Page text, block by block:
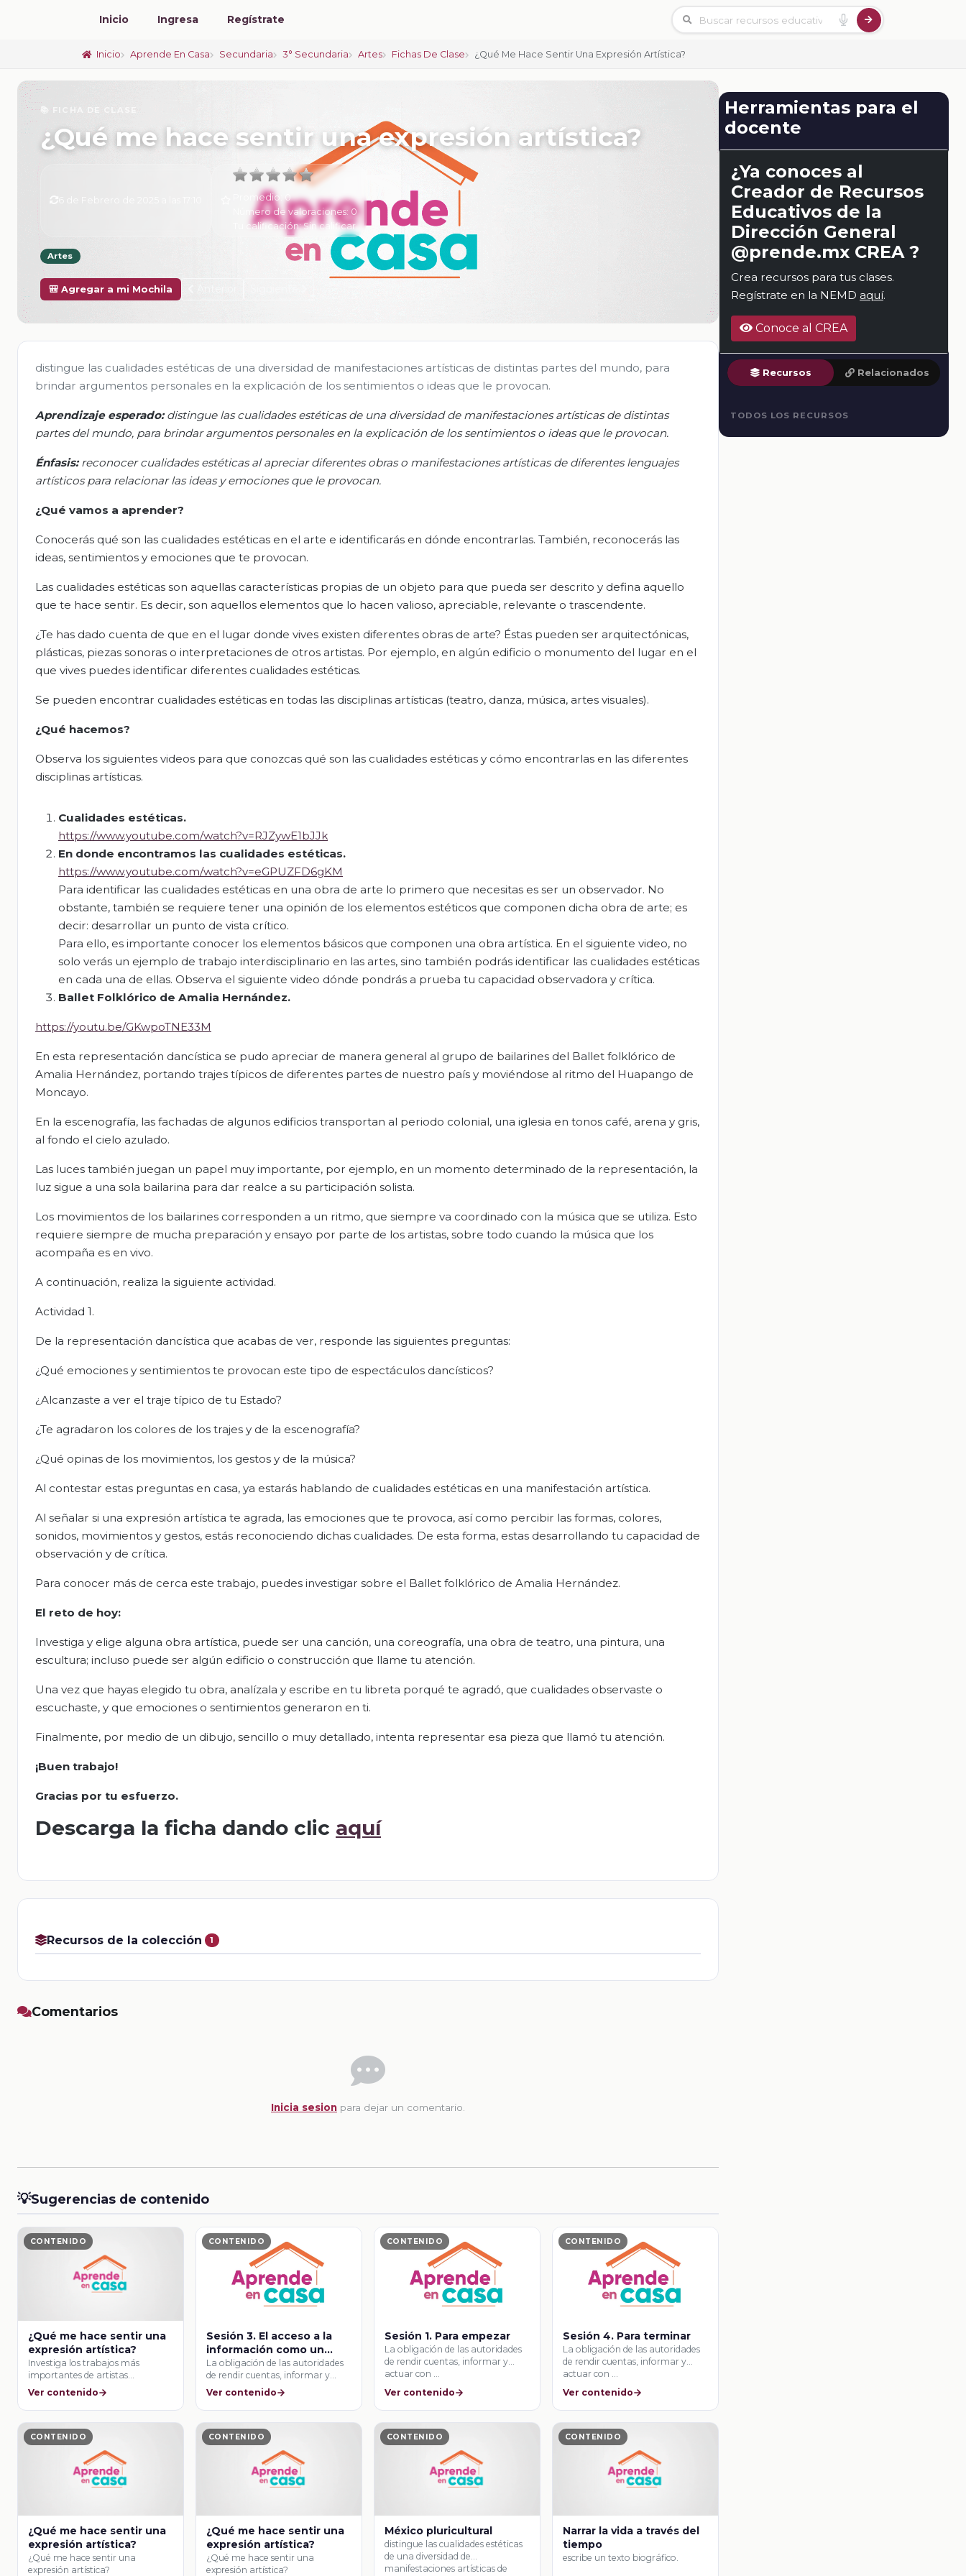
Inicio Ingresa Regístrate
Inicio Aprende En Casa Secundaria 3° Secundaria Artes Fichas De Clase ¿Qué Me Hace Sentir Una Expresión Artística?
📚 FICHA DE CLASE
¿Qué me hace sentir una expresión artística?
Promedio: 0
Número de valoraciones: 0
Tu calificación:Sin calificar
Artes
🎒 Agregar a mi Mochila
distingue las cualidades estéticas de una diversidad de manifestaciones artísticas de distintas partes del mundo, para
brindar argumentos personales en la explicación de los sentimientos o ideas que le provocan.
Aprendizaje esperado: distingue las cualidades estéticas de una diversidad de manifestaciones artísticas de distintas
partes del mundo, para brindar argumentos personales en la explicación de los sentimientos o ideas que le provocan.
Énfasis:reconocer cualidades estéticas al apreciar diferentes obras o manifestaciones artísticas de diferentes lenguajes
artísticos para relacionar las ideas y emociones que le provocan.
¿Qué vamos a aprender?
Conocerás qué son las cualidades estéticas en el arte e identificarás en dónde encontrarlas. También, reconocerás las
ideas, sentimientos y emociones que te provocan.
Las cualidades estéticas son aquellas características propias de un objeto para que pueda ser descrito y defina aquello
que te hace sentir. Es decir, son aquellos elementos que lo hacen valioso, apreciable, relevante o trascendente.
¿Te has dado cuenta de que en el lugar donde vives existen diferentes obras de arte? Éstas pueden ser arquitectónicas,
plásticas, piezas sonoras o interpretaciones de otros artistas. Por ejemplo, en algún edificio o monumento del lugar en el
que vives puedes identificar diferentes cualidades estéticas.
Se pueden encontrar cualidades estéticas en todas las disciplinas artísticas (teatro, danza, música, artes visuales).
¿Qué hacemos?
Observa los siguientes videos para que conozcas qué son las cualidades estéticas y cómo encontrarlas en las diferentes
disciplinas artísticas.
Cualidades estéticas.
https://www.youtube.com/watch?v=RJZywE1bJJk
En donde encontramos las cualidades estéticas.
https://www.youtube.com/watch?v=eGPUZFD6gKM
Para identificar las cualidades estéticas en una obra de arte lo primero que necesitas es ser un observador. No
obstante, también se requiere tener una opinión de los elementos estéticos que componen dicha obra de arte; es
decir: desarrollar un punto de vista crítico.
Para ello, es importante conocer los elementos básicos que componen una obra artística. En el siguiente video, no
solo verás un ejemplo de trabajo interdisciplinario en las artes, sino también podrás identificar las cualidades estéticas
en cada una de ellas. Observa el siguiente video dónde pondrás a prueba tu capacidad observadora y crítica.
Ballet Folklórico de Amalia Hernández.
https://youtu.be/GKwpoTNE33M
En esta representación dancística se pudo apreciar de manera general al grupo de bailarines del Ballet folklórico de
Amalia Hernández, portando trajes típicos de diferentes partes de nuestro país y moviéndose al ritmo del Huapango de
Moncayo.
En la escenografía, las fachadas de algunos edificios transportan al periodo colonial, una iglesia en tonos café, arena y gris,
al fondo el cielo azulado.
Las luces también juegan un papel muy importante, por ejemplo, en un momento determinado de la representación, la
luz sigue a una sola bailarina para dar realce a su participación solista.
Los movimientos de los bailarines corresponden a un ritmo, que siempre va coordinado con la música que se utiliza. Esto
requiere siempre de mucha preparación y ensayo por parte de los artistas, sobre todo cuando la música que los
acompaña es en vivo.
A continuación, realiza la siguiente actividad.
Actividad 1.
De la representación dancística que acabas de ver, responde las siguientes preguntas:
¿Qué emociones y sentimientos te provocan este tipo de espectáculos dancísticos?
¿Alcanzaste a ver el traje típico de tu Estado?
¿Te agradaron los colores de los trajes y de la escenografía?
¿Qué opinas de los movimientos, los gestos y de la música?
Al contestar estas preguntas en casa, ya estarás hablando de cualidades estéticas en una manifestación artística.
Al señalar si una expresión artística te agrada, las emociones que te provoca, así como percibir las formas, colores,
sonidos, movimientos y gestos, estás reconociendo dichas cualidades. De esta forma, estas desarrollando tu capacidad de
observación y de crítica.
Para conocer más de cerca este trabajo, puedes investigar sobre el Ballet folklórico de Amalia Hernández.
El reto de hoy:
Investiga y elige alguna obra artística, puede ser una canción, una coreografía, una obra de teatro, una pintura, una
escultura; incluso puede ser algún edificio o construcción que llame tu atención.
Una vez que hayas elegido tu obra, analízala y escribe en tu libreta porqué te agradó, que cualidades observaste o
escuchaste, y que emociones o sentimientos generaron en ti.
Finalmente, por medio de un dibujo, sencillo o muy detallado, intenta representar esa pieza que llamó tu atención.
¡Buen trabajo!
Gracias por tu esfuerzo.
Descarga la ficha dando clic aquí
Recursos de la colección 1
Comentarios
Inicia sesion para dejar un comentario.
💡Sugerencias de contenido
CONTENIDO
¿Qué me hace sentir una
expresión artística?
Investiga los trabajos más
importantes de artistas
mexicanos para reconocer la
Ver contenido
CONTENIDO
Sesión 3. El acceso a la
información como un
derecho fundamental
La obligación de las autoridades
de rendir cuentas, informar y
actuar con …
Ver contenido
CONTENIDO
Sesión 1. Para empezar
La obligación de las autoridades
de rendir cuentas, informar y
actuar con …
Ver contenido
CONTENIDO
Sesión 4. Para terminar
La obligación de las autoridades
de rendir cuentas, informar y
actuar con …
Ver contenido
CONTENIDO
¿Qué me hace sentir una
expresión artística?
¿Qué me hace sentir una
expresión artística?
CONTENIDO
¿Qué me hace sentir una
expresión artística?
¿Qué me hace sentir una
expresión artística?
CONTENIDO
México pluricultural
distingue las cualidades estéticas
de una diversidad de
manifestaciones artísticas de
CONTENIDO
Narrar la vida a través del
tiempo
escribe un texto biográfico.
Herramientas para el
docente
¿Ya conoces al
Creador de Recursos
Educativos de la
Dirección General
@prende.mx CREA ?
Crea recursos para tus clases.
Regístrate en la NEMD aquí.
Conoce al CREA
Recursos Relacionados
TODOS LOS RECURSOS